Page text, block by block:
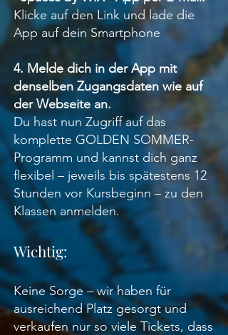
Klicke auf den Link und lade die
App auf dein Smartphone
4. Melde dich in der App mit
denselben Zugangsdaten wie auf
der Webseite an.
Du hast nun Zugriff auf das
komplette GOLDEN SOMMER-
Programm und kannst dich ganz
flexibel – jeweils bis spätestens 12
Stunden vor Kursbeginn – zu den
Klassen anmelden.
Wichtig:
Keine Sorge – wir haben für
ausreichend Platz gesorgt und
verkaufen nur so viele Tickets, dass